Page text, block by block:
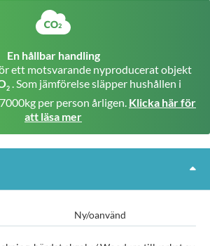
En hållbar handling
ett motsvarande nyproducerat objekt
2 . Som jämförelse släpper hushållen i
per person årligen. Klicka här för
att läsa mer
Ny/oanvänd